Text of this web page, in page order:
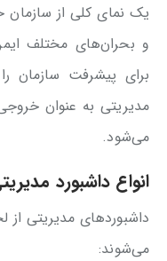
یک نمای کلی از سازمان
و بحران‌های مختلف
برای پیشرفت سازمان
مدیریتی به عنوان
می‌شود.
انواع داشبورد
می‌شوند: